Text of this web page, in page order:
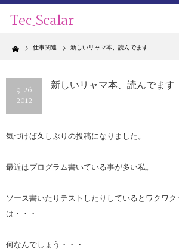
Home 仕事関連 新しいリャマ本、読んでます
9.26
2012
新しいリャマ本、読んでます
気づけば久しぶりの投稿になりました。
最近はプログラム書いている事が多い私。
ソース書いたりテストしたりしているとワクワ
は・・・
何なんでしょう・・・